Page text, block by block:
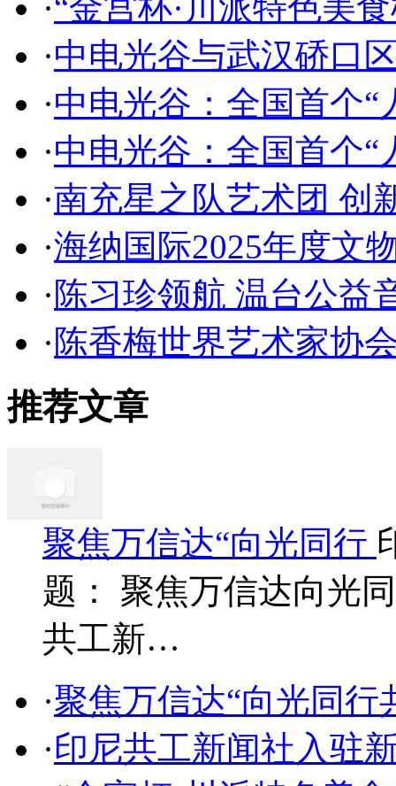
·中电光谷与武汉硚口
·中电光谷：全国首个“
·中电光谷：全国首个“
·南充星之队艺术团 创
·海纳国际2025年度文
·陈习珍领航 温台公益
·陈香梅世界艺术家协
推荐文章
聚焦万信达“向光同行
题： 聚焦万信达向光
共工新…
·聚焦万信达“向光同行
·印尼共工新闻社入驻